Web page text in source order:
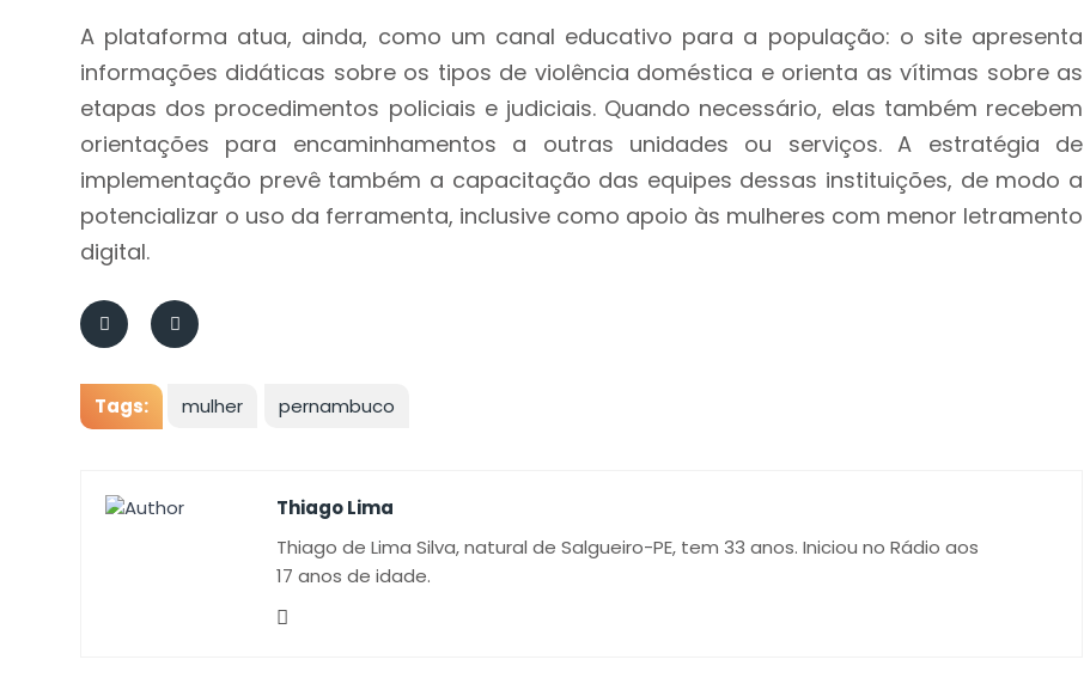
A plataforma atua, ainda, como um canal educativo para a população: o site apresenta
informações didáticas sobre os tipos de violência doméstica e orienta as vítimas sobre as
etapas dos procedimentos policiais e judiciais. Quando necessário, elas também recebem
orientações para encaminhamentos a outras unidades ou serviços. A estratégia de
implementação prevê também a capacitação das equipes dessas instituições, de modo a
potencializar o uso da ferramenta, inclusive como apoio às mulheres com menor letramento
digital.
Tags: mulher pernambuco
Thiago Lima
Thiago de Lima Silva, natural de Salgueiro-PE, tem 33 anos. Iniciou no Rádio aos
17 anos de idade.